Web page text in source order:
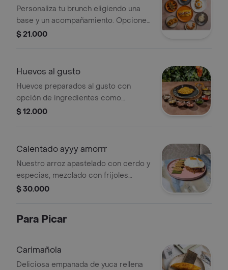
Personaliza tu brunch eligiendo una
base y un acompañamiento. Opciones
visibles incluyen omelette, arepas, y
$ 21.000
Huevos al gusto
Huevos preparados al gusto con
opción de ingredientes como
champiñones, queso, jamón,
$ 12.000
Calentado ayyy amorrr
Nuestro arroz apastelado con cerdo y
especias, mezclado con frijoles
frescos, y trocitos de chicharrón,
$ 30.000
Para Picar
Carimañola
Deliciosa empanada de yuca rellena